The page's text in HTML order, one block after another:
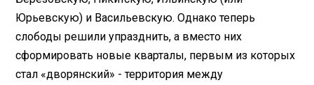
Юрьевскую) и Васильевскую. Однако теперь
слободы решили упразднить, а вместо них
сформировать новые кварталы, первым из которых
стал «дворянский» - территория между